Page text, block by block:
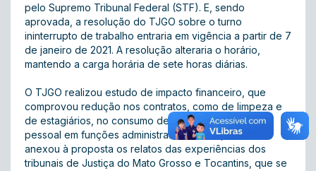
pelo Supremo Tribunal Federal (STF). E, sendo
aprovada, a resolução do TJGO sobre o turno
ininterrupto de trabalho entraria em vigência a partir de 7
de janeiro de 2021. A resolução alteraria o horário,
mantendo a carga horária de sete horas diárias.
O TJGO realizou estudo de impacto financeiro, que
comprovou redução nos contratos, como de limpeza e
de estagiários, no consumo de água e energia e de
pessoal em funções administrativas. Ainda, o TJGO
anexou à proposta os relatos das experiências dos
tribunais de Justiça do Mato Grosso e Tocantins, que se